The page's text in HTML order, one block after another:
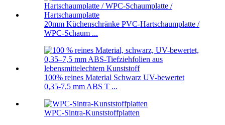
20mm Küchenschränke PVC-Hartschaumplatte /
WPC-Schaum ...
100% reines Material Schwarz UV-bewertet
0,35-7,5 mm ABS T ...
WPC-Sintra-Kunststoffplatten